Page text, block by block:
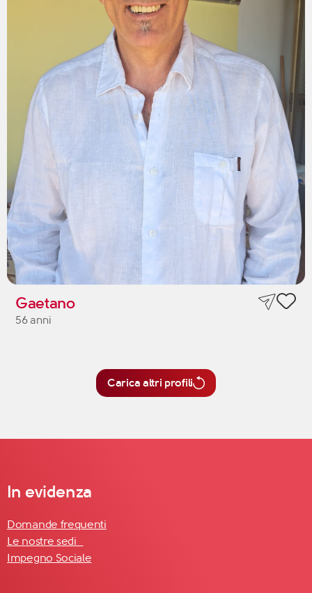
Gaetano
56 anni
Carica altri profili
In evidenza
Domande frequenti
Le nostre sedi
Impegno Sociale